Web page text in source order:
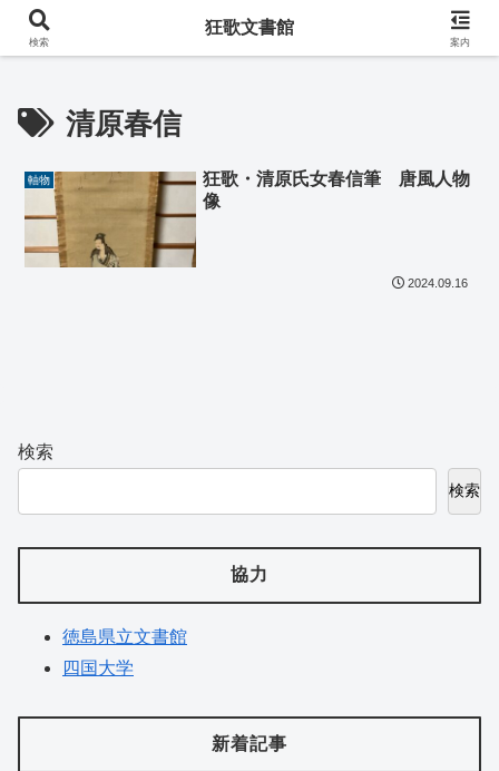
阿波の狂歌師・遠藤春足コレクション
清原春信
軸物
狂歌・清原氏女春信筆 唐風人物
像
2024.09.16
検索
検索
協力
徳島県立文書館
四国大学
新着記事
検索
狂歌文書館
案内